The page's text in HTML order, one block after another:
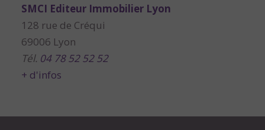
SMCI Editeur Immobilier Lyon
128 rue de Créqui
69006 Lyon
Tél. 04 78 52 52 52
+ d'infos